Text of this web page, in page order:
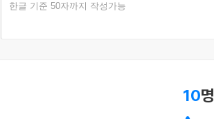
한글 기준 50자까지 작성가능
10